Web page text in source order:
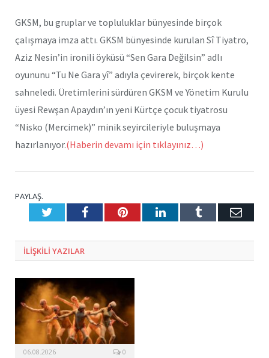
GKSM, bu gruplar ve topluluklar bünyesinde birçok
çalışmaya imza attı. GKSM bünyesinde kurulan Sî Tiyatro,
Aziz Nesin’in ironili öyküsü “Sen Gara Değilsin” adlı
oyununu “Tu Ne Gara yî” adıyla çevirerek, birçok kente
sahneledi. Üretimlerini sürdüren GKSM ve Yönetim Kurulu
üyesi Rewşan Apaydın’ın yeni Kürtçe çocuk tiyatrosu
“Nisko (Mercimek)” minik seyircileriyle buluşmaya
hazırlanıyor.(Haberin devamı için tıklayınız…)
PAYLAŞ.
TwitterFacebookPinterestLinkedInTumblr E-
ILIŞKILI YAZILAR
06.08.2026 0